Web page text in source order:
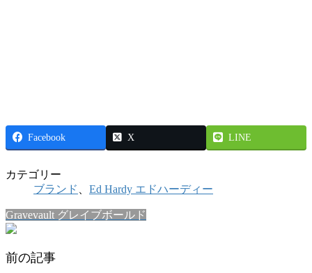
Facebook X LINE
カテゴリー
ブランド
Ed Hardy エドハーディー
Gravevault グレイブボールド
前の記事